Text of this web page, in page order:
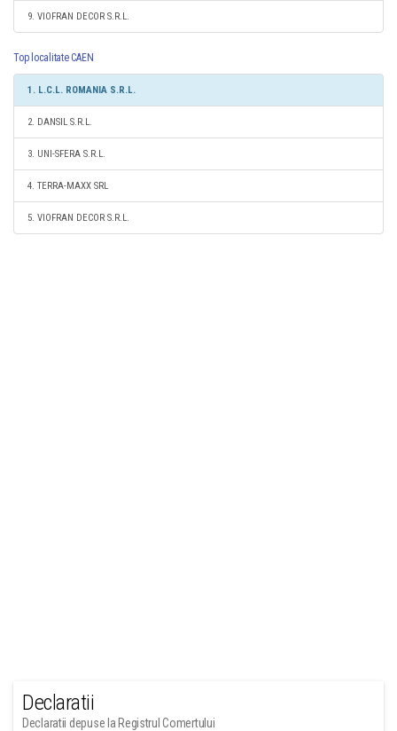
9. VIOFRAN DECOR S.R.L.
Top localitate CAEN
1. L.C.L. ROMANIA S.R.L.
2. DANSIL S.R.L.
3. UNI-SFERA S.R.L.
4. TERRA-MAXX SRL
5. VIOFRAN DECOR S.R.L.
Declaratii
Declaratii depuse la Registrul Comertului